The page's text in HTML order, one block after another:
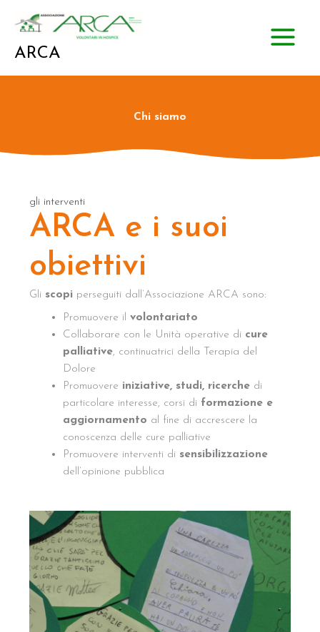
ARCA
Chi siamo
gli interventi
ARCA e i suoi
obiettivi
Gli scopi perseguiti dall’Associazione ARCA sono:
Promuovere il volontariato
Collaborare con le Unità operative di cure
palliative, continuatrici della Terapia del
Dolore
Promuovere iniziative, studi, ricerchedi
particolare interesse, corsi di formazione e
aggiornamento al fine di accrescere la
conoscenza delle cure palliative
Promuovere interventi di sensibilizzazione
dell’opinione pubblica